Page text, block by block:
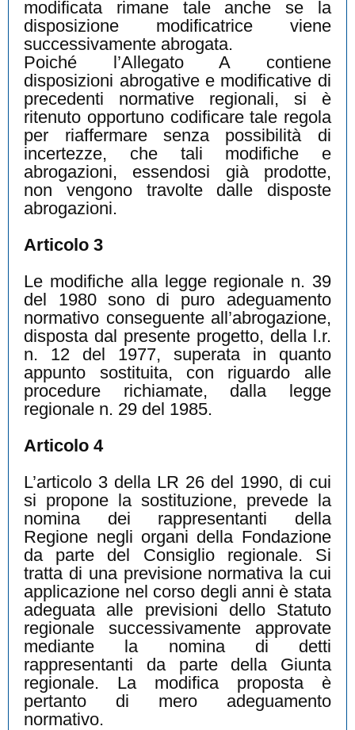
modificata rimane tale anche se la
disposizione modificatrice viene
successivamente abrogata.
Poiché l’Allegato A contiene
disposizioni abrogative e modificative di
precedenti normative regionali, si è
ritenuto opportuno codificare tale regola
per riaffermare senza possibilità di
incertezze, che tali modifiche e
abrogazioni, essendosi già prodotte,
non vengono travolte dalle disposte
abrogazioni.
Articolo 3
Le modifiche alla legge regionale n. 39
del 1980 sono di puro adeguamento
normativo conseguente all’abrogazione,
disposta dal presente progetto, della l.r.
n. 12 del 1977, superata in quanto
appunto sostituita, con riguardo alle
procedure richiamate, dalla legge
regionale n. 29 del 1985.
Articolo 4
L’articolo 3 della LR 26 del 1990, di cui
si propone la sostituzione, prevede la
nomina dei rappresentanti della
Regione negli organi della Fondazione
da parte del Consiglio regionale. Si
tratta di una previsione normativa la cui
applicazione nel corso degli anni è stata
adeguata alle previsioni dello Statuto
regionale successivamente approvate
mediante la nomina di detti
rappresentanti da parte della Giunta
regionale. La modifica proposta è
pertanto di mero adeguamento
normativo.